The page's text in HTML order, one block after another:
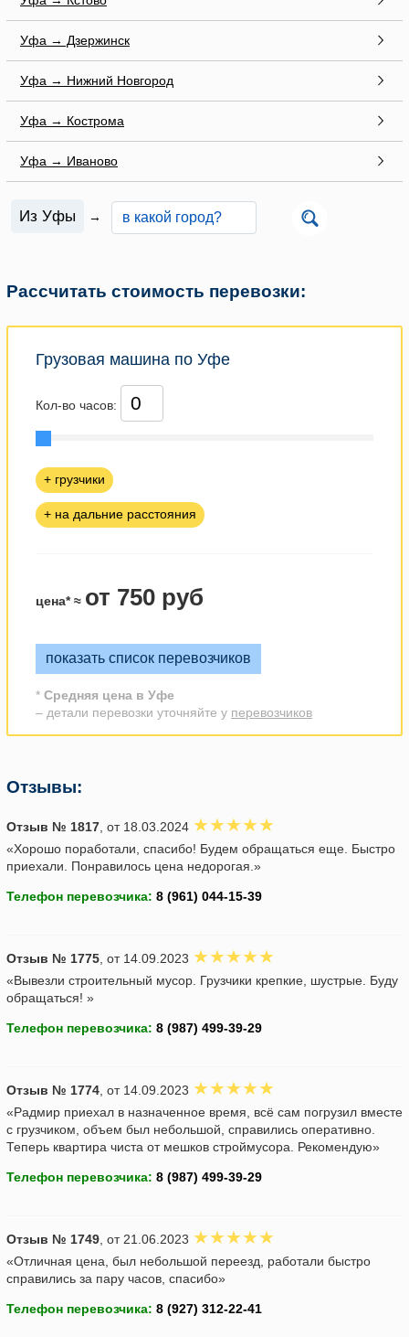
Уфа → Дзержинск
Уфа → Нижний Новгород
Уфа → Кострома
Уфа → Иваново
Из Уфы →
Рассчитать стоимость перевозки:
Грузовая машина по Уфе
Кол-во часов:
+ грузчики
+ на дальние расстояния
цена* ≈ от 750 руб
показать список перевозчиков
* Средняя цена в Уфе
– детали перевозки уточняйте у перевозчиков
Отзывы:
Отзыв № 1817 , от 18.03.2024
«Хорошо поработали, спасибо! Будем обращаться еще. Быстро
приехали. Понравилось цена недорогая.»
Телефон перевозчика:
Отзыв № 1775 , от 14.09.2023
«Вывезли строительный мусор. Грузчики крепкие, шустрые. Буду
обращаться! »
Телефон перевозчика:
Отзыв № 1774 , от 14.09.2023
«Радмир приехал в назначенное время, всё сам погрузил вместе
с грузчиком, объем был небольшой, справились оперативно.
Теперь квартира чиста от мешков строймусора. Рекомендую»
Телефон перевозчика:
Отзыв № 1749 , от 21.06.2023
«Отличная цена, был небольшой переезд, работали быстро
справились за пару часов, спасибо»
Телефон перевозчика: